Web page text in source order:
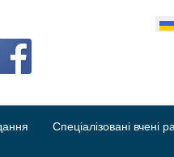
Спеціалізовані вчені